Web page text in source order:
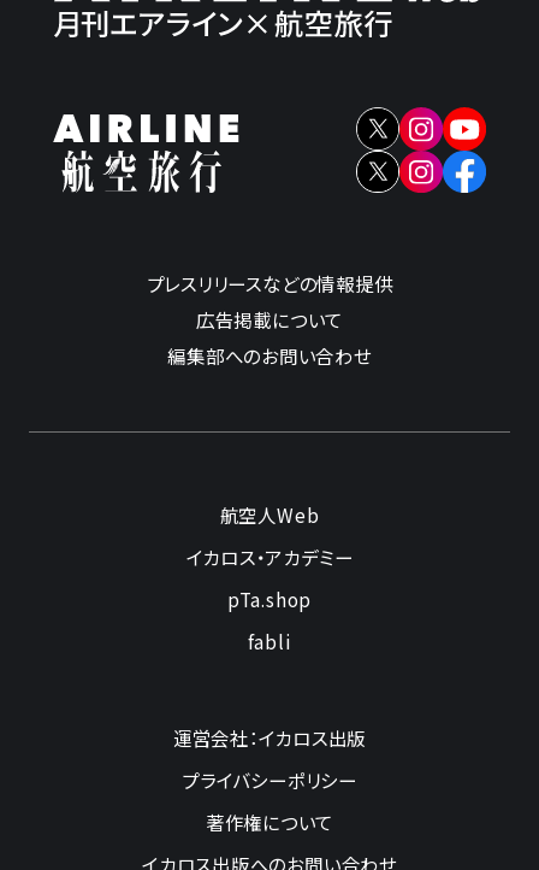
プレスリリースなどの情報提供
広告掲載について
編集部へのお問い合わせ
航空人Web
イカロス・アカデミー
pTa.shop
fabli
運営会社：イカロス出版
プライバシーポリシー
著作権について
イカロス出版へのお問い合わせ